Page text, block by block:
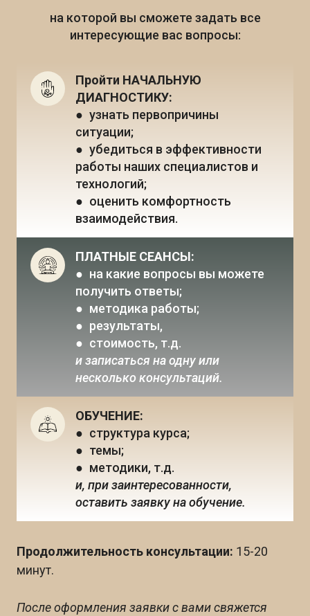
на которой вы сможете задать все
интересующие вас вопросы:
Пройти НАЧАЛЬНУЮ
ДИАГНОСТИКУ:
● узнать первопричины
ситуации;
● убедиться в эффективности
работы наших специалистов и
технологий;
● оценить комфортность
взаимодействия.
ПЛАТНЫЕ СЕАНСЫ:
● на какие вопросы вы можете
получить ответы;
● методика работы;
● результаты,
● стоимость, т.д.
и записаться на одну или
несколько консультаций.
ОБУЧЕНИЕ:
● структура курса;
● темы;
● методики, т.д.
и, при заинтересованности,
оставить заявку на обучение.
Продолжительность консультации: 15-20
минут.
После оформления заявки с вами свяжется